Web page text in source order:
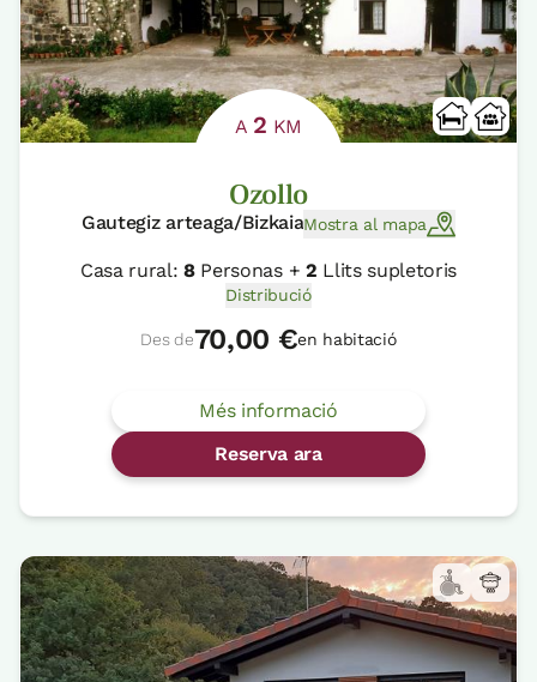
A 2 KM
Ozollo
Gautegiz arteaga/BizkaiaMostra al mapa
Casa rural:8Personas + 2 Llits supletoris
Distribució
Des de70,00 €en habitació
Més informació
Reserva ara